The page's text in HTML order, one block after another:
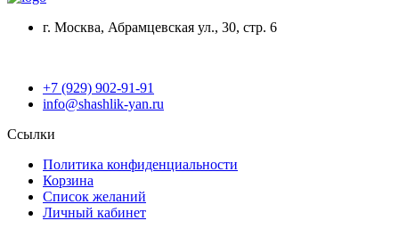
г. Москва, Абрамцевская ул., 30, стр. 6
+7 (929) 902-91-91
info@shashlik-yan.ru
Ссылки
Политика конфиденциальности
Корзина
Список желаний
Личный кабинет